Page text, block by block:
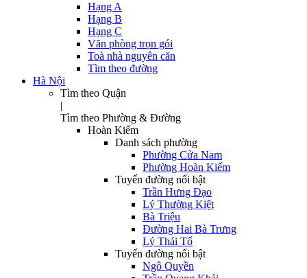
Hạng A
Hạng B
Hạng C
Văn phòng trọn gói
Toà nhà nguyên căn
Tìm theo đường
Hà Nội
Tìm theo Quận
|
Tìm theo Phường & Đường
Hoàn Kiếm
Danh sách phường
Phường Cửa Nam
Phường Hoàn Kiếm
Tuyến đường nổi bật
Trần Hưng Đạo
Lý Thường Kiệt
Bà Triệu
Đường Hai Bà Trưng
Lý Thái Tổ
Tuyến đường nổi bật
Ngô Quyền